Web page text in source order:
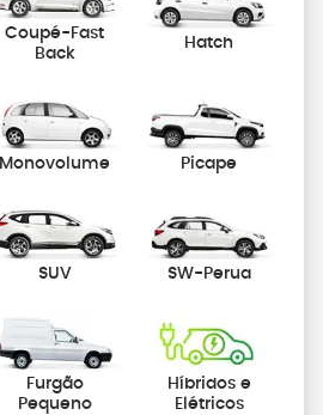
Coupé-Fast
Back
Hatch
Monovolume Picape
SUV SW-Perua
Furgão
Pequeno
Híbridos e
Elétricos